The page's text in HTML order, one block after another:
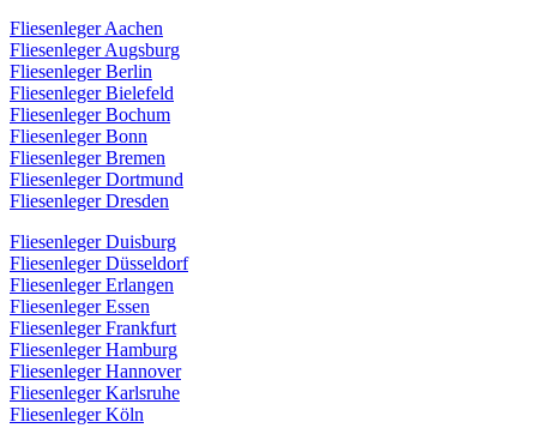
Fliesenleger Aachen
Fliesenleger Augsburg
Fliesenleger Berlin
Fliesenleger Bielefeld
Fliesenleger Bochum
Fliesenleger Bonn
Fliesenleger Bremen
Fliesenleger Dortmund
Fliesenleger Dresden
Fliesenleger Duisburg
Fliesenleger Düsseldorf
Fliesenleger Erlangen
Fliesenleger Essen
Fliesenleger Frankfurt
Fliesenleger Hamburg
Fliesenleger Hannover
Fliesenleger Karlsruhe
Fliesenleger Köln